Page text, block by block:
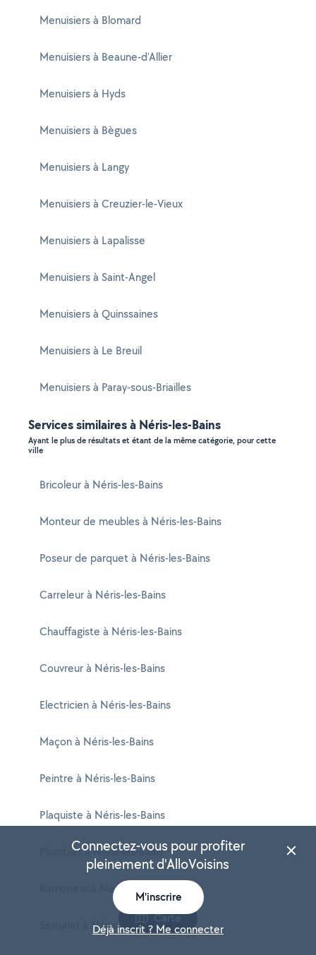
Menuisiers à Blomard
Menuisiers à Beaune-d'Allier
Menuisiers à Hyds
Menuisiers à Bègues
Menuisiers à Langy
Menuisiers à Creuzier-le-Vieux
Menuisiers à Lapalisse
Menuisiers à Saint-Angel
Menuisiers à Quinssaines
Menuisiers à Le Breuil
Menuisiers à Paray-sous-Briailles
Services similaires à Néris-les-Bains
Ayant le plus de résultats et étant de la même catégorie, pour cette
ville
Bricoleur à Néris-les-Bains
Monteur de meubles à Néris-les-Bains
Poseur de parquet à Néris-les-Bains
Carreleur à Néris-les-Bains
Chauffagiste à Néris-les-Bains
Couvreur à Néris-les-Bains
Electricien à Néris-les-Bains
Maçon à Néris-les-Bains
Peintre à Néris-les-Bains
Plaquiste à Néris-les-Bains
Plombier à Néris-les-Bains
Ramoneur à Néris-les-Bains
Serrurier à Néris-les-BainsCarte
Connectez-vous pour profiter
pleinement d'AlloVoisins
M'inscrire
Déjà inscrit ? Me connecter